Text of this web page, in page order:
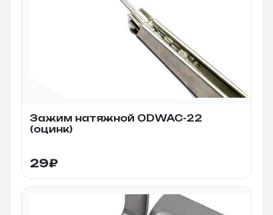
Зажим натяжной ODWAC-22
(оцинк)
29₽